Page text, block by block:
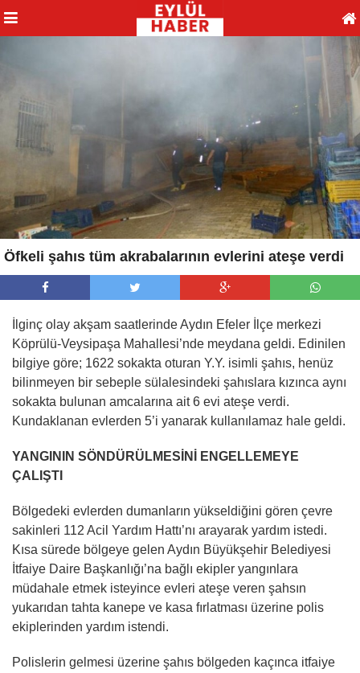
Öfkeli şahıs tüm akrabalarının evlerini ateşe verdi
İlginç olay akşam saatlerinde Aydın Efeler İlçe merkezi
Köprülü-Veysipaşa Mahallesi’nde meydana geldi. Edinilen
bilgiye göre; 1622 sokakta oturan Y.Y. isimli şahıs, henüz
bilinmeyen bir sebeple sülalesindeki şahıslara kızınca aynı
sokakta bulunan amcalarına ait 6 evi ateşe verdi.
Kundaklanan evlerden 5’i yanarak kullanılamaz hale geldi.
YANGININ SÖNDÜRÜLMESİNİ ENGELLEMEYE
ÇALIŞTI
Bölgedeki evlerden dumanların yükseldiğini gören çevre
sakinleri 112 Acil Yardım Hattı’nı arayarak yardım istedi.
Kısa sürede bölgeye gelen Aydın Büyükşehir Belediyesi
İtfaiye Daire Başkanlığı’na bağlı ekipler yangınlara
müdahale etmek isteyince evleri ateşe veren şahsın
yukarıdan tahta kanepe ve kasa fırlatması üzerine polis
ekiplerinden yardım istendi.
Polislerin gelmesi üzerine şahıs bölgeden kaçınca itfaiye